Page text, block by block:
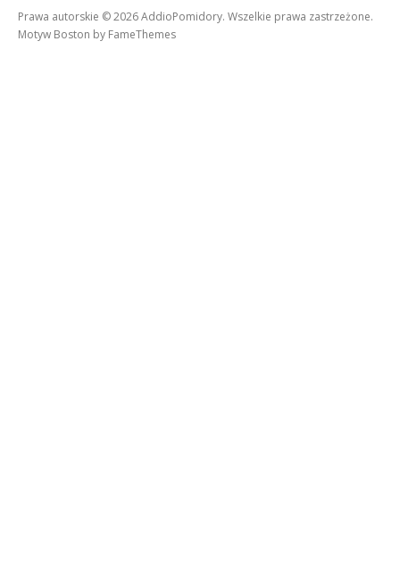
Prawa autorskie © 2026 AddioPomidory. Wszelkie prawa zastrzeżone.
Motyw Boston by FameThemes